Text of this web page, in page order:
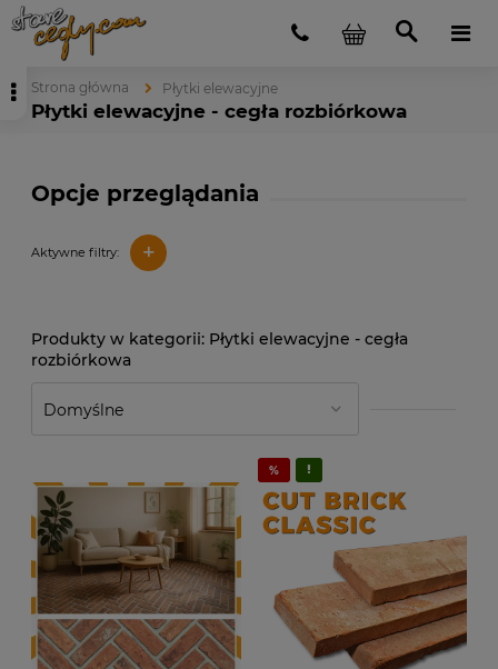
Strona główna Płytki elewacyjne
Płytki elewacyjne - cegła rozbiórkowa
Opcje przeglądania
Aktywne filtry: +
Płytki elewacyjne - cegła
rozbiórkowa